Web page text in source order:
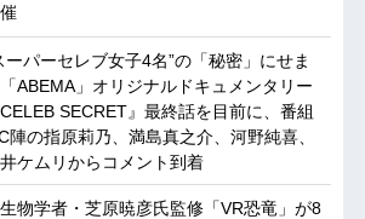
ーパーセレブ女子4名”の「秘密」にせま
ABEMA」オリジナルドキュメンタリー
CELEB SECRET』最終話を目前に、番組
陣の指原莉乃、満島真之介、河野純喜、
ケムリからコメント到着
物学者・芝原暁彦氏監修「VR恐竜」が8